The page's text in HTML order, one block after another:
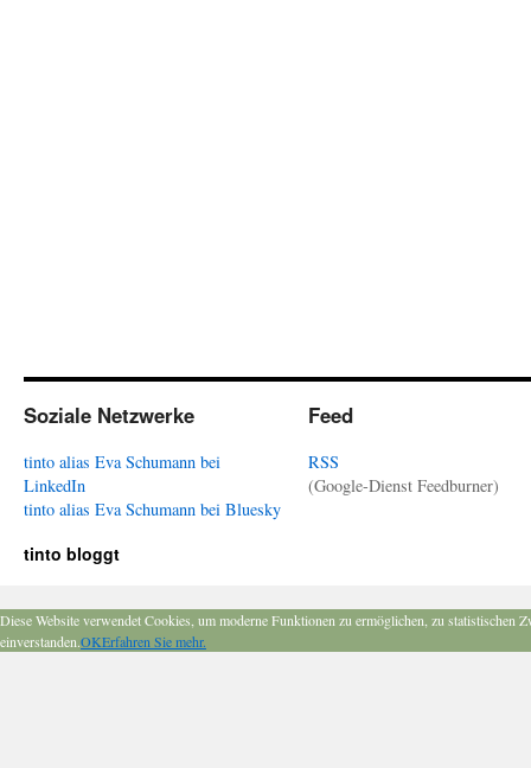
Soziale Netzwerke
tinto alias Eva Schumann bei
LinkedIn
tinto alias Eva Schumann bei Bluesky
Feed
RSS
(Google-Dienst Feedburner)
tinto bloggt
Diese Website verwendet Cookies, um moderne Funktionen zu ermöglichen, zu
einverstanden.OKErfahren Sie mehr.